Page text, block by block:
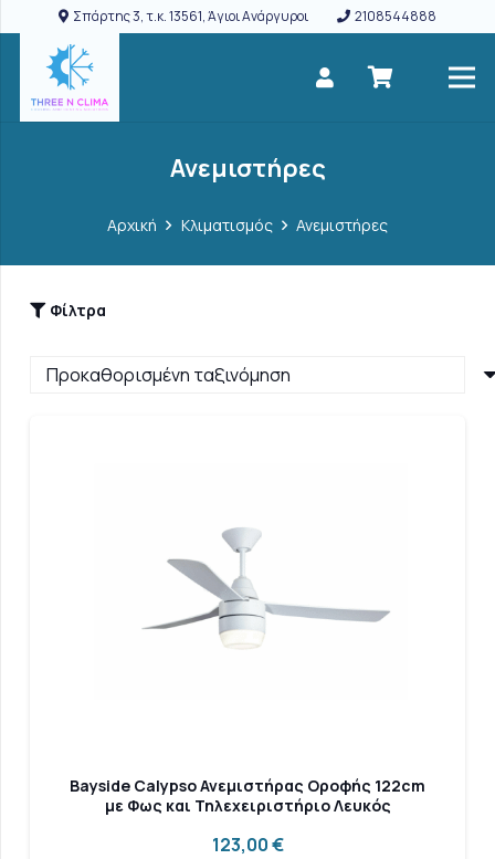
Σπάρτης 3, τ.κ. 13561, Άγιοι Ανάργυροι 2108544888
Ανεμιστήρες
Αρχική Κλιματισμός Ανεμιστήρες
Φίλτρα
Bayside Calypso Ανεμιστήρας Οροφής 122cm
με Φως και Τηλεχειριστήριο Λευκός
123,00€